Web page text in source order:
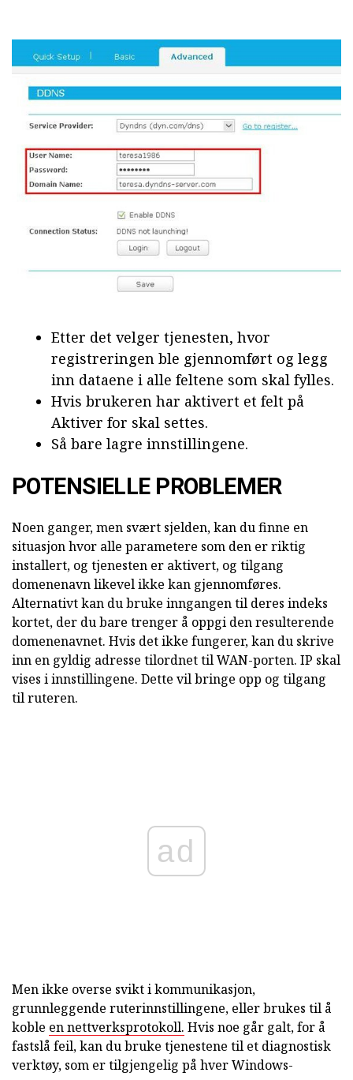
Etter det velger tjenesten, hvor
registreringen ble gjennomført og legg
inn dataene i alle feltene som skal fylles.
Hvis brukeren har aktivert et felt på
Aktiver for skal settes.
Så bare lagre innstillingene.
POTENSIELLE PROBLEMER
Noen ganger, men svært sjelden, kan du finne en
situasjon hvor alle parametere som den er riktig
installert, og tjenesten er aktivert, og tilgang
domenenavn likevel ikke kan gjennomføres.
Alternativt kan du bruke inngangen til deres indeks
kortet, der du bare trenger å oppgi den resulterende
domenenavnet. Hvis det ikke fungerer, kan du skrive
inn en gyldig adresse tilordnet til WAN-porten. IP skal
vises i innstillingene. Dette vil bringe opp og tilgang
til ruteren.
ad
Men ikke overse svikt i kommunikasjon,
grunnleggende ruterinnstillingene, eller brukes til å
koble en nettverksprotokoll. Hvis noe går galt, for å
fastslå feil, kan du bruke tjenestene til et diagnostisk
verktøy, som er tilgjengelig på hver Windows-